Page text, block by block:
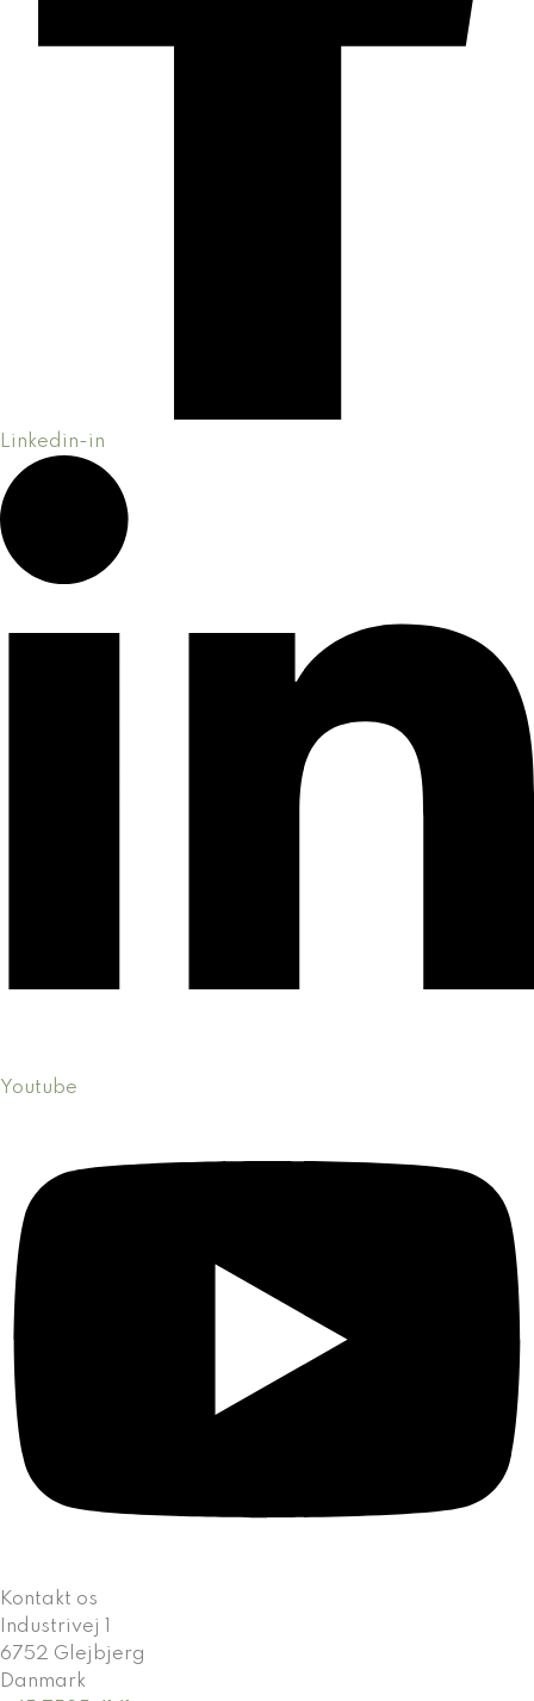
Linkedin-in
Youtube
Kontakt os
Industrivej 1
6752 Glejbjerg
Danmark